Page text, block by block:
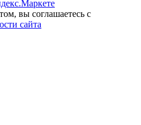
вы соглашаетесь с
сайта